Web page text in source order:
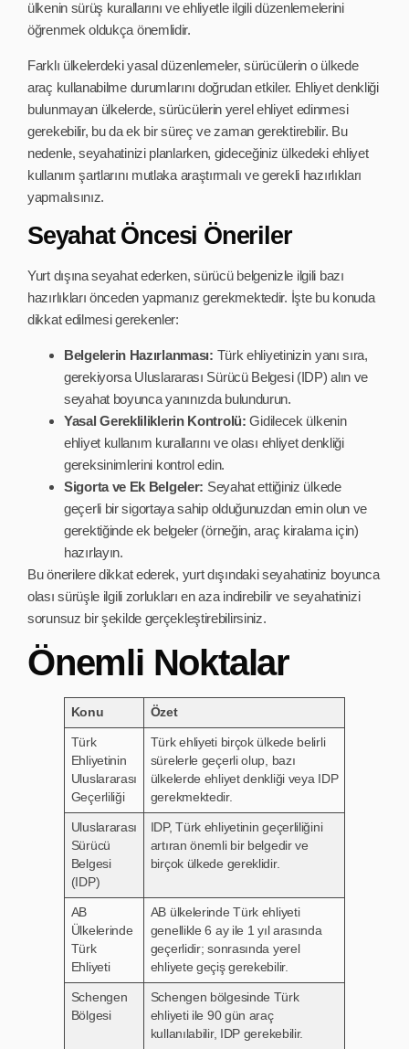
ülkenin sürüş kurallarını ve ehliyetle ilgili düzenlemelerini
öğrenmek oldukça önemlidir.
Farklı ülkelerdeki yasal düzenlemeler, sürücülerin o ülkede
araç kullanabilme durumlarını doğrudan etkiler. Ehliyet denkliği
bulunmayan ülkelerde, sürücülerin yerel ehliyet edinmesi
gerekebilir, bu da ek bir süreç ve zaman gerektirebilir. Bu
nedenle, seyahatinizi planlarken, gideceğiniz ülkedeki ehliyet
kullanım şartlarını mutlaka araştırmalı ve gerekli hazırlıkları
yapmalısınız.
Seyahat Öncesi Öneriler
Yurt dışına seyahat ederken, sürücü belgenizle ilgili bazı
hazırlıkları önceden yapmanız gerekmektedir. İşte bu konuda
dikkat edilmesi gerekenler:
Belgelerin Hazırlanması: Türk ehliyetinizin yanı sıra,
gerekiyorsa Uluslararası Sürücü Belgesi (IDP) alın ve
seyahat boyunca yanınızda bulundurun.
Yasal Gerekliliklerin Kontrolü: Gidilecek ülkenin
ehliyet kullanım kurallarını ve olası ehliyet denkliği
gereksinimlerini kontrol edin.
Sigorta ve Ek Belgeler: Seyahat ettiğiniz ülkede
geçerli bir sigortaya sahip olduğunuzdan emin olun ve
gerektiğinde ek belgeler (örneğin, araç kiralama için)
hazırlayın.
Bu önerilere dikkat ederek, yurt dışındaki seyahatiniz boyunca
olası sürüşle ilgili zorlukları en aza indirebilir ve seyahatinizi
sorunsuz bir şekilde gerçekleştirebilirsiniz.
Önemli Noktalar
Konu Özet
Türk
Ehliyetinin
Uluslararası
Geçerliliği
Türk ehliyeti birçok ülkede belirli
sürelerle geçerli olup, bazı
ülkelerde ehliyet denkliği veya IDP
gerekmektedir.
Uluslararası
Sürücü
Belgesi
(IDP)
IDP, Türk ehliyetinin geçerliliğini
artıran önemli bir belgedir ve
birçok ülkede gereklidir.
AB
Ülkelerinde
Türk
Ehliyeti
AB ülkelerinde Türk ehliyeti
genellikle 6 ay ile 1 yıl arasında
geçerlidir; sonrasında yerel
ehliyete geçiş gerekebilir.
Schengen
Bölgesi
Schengen bölgesinde Türk
ehliyeti ile 90 gün araç
kullanılabilir, IDP gerekebilir.